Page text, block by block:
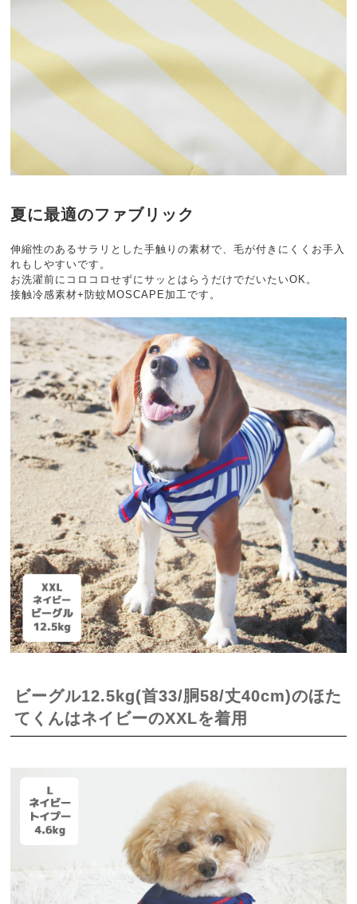
夏に最適のファブリック
伸縮性のあるサラリとした手触りの素材で、毛が付きにくくお手入
れもしやすいです。
お洗濯前にコロコロせずにサッとはらうだけでだいたいOK。
接触冷感素材+防蚊MOSCAPE加工です。
ビーグル12.5kg(首33/胴58/丈40cm)のほた
てくんはネイビーのXXLを着用